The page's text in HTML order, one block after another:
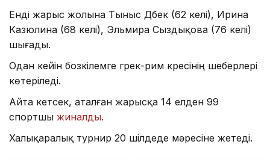
Енді жарыс жолына Тыныс Дүбек (62 келі), Ирина
Казюлина (68 келі), Эльмира Сыздықова (76 келі)
шығады.
Одан кейін бозкілемге грек-рим күресінің шеберлері
көтеріледі.
Айта кетсек, аталған жарысқа 14 елден 99
спортшы жиналды.
Халықаралық турнир 20 шілдеде мәресіне жетеді.